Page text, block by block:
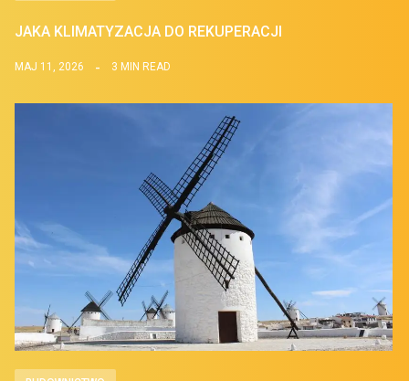
JAKA KLIMATYZACJA DO REKUPERACJI
MAJ 11, 2026 3 MIN READ